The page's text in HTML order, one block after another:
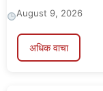
August 9, 2026
अधिक वाचा